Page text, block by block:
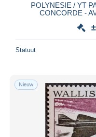
POLYNESIE / YT
CONCORDE -
Statuut
Nieuw